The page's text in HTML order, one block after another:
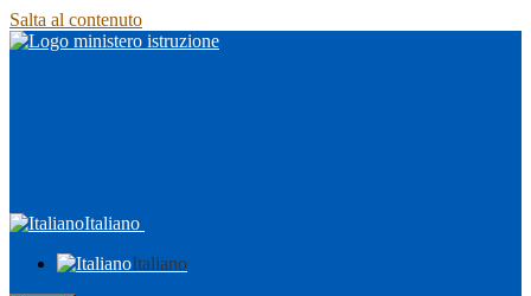
Salta al contenuto
Italiano
Italiano